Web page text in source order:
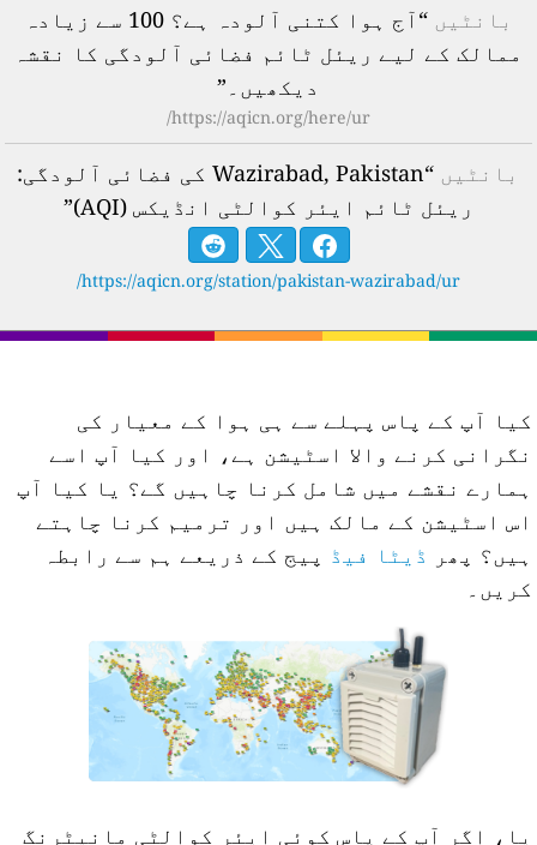
بانٹیں
“آج ہوا کتنی آلودہ ہے؟ 100 سے زیادہ
ممالک کے لیے ریئل ٹائم فضائی آلودگی کا نقشہ
دیکھیں۔”
https://aqicn.org/here/ur/
بانٹیں
“Wazirabad, Pakistan کی فضائی آلودگی:
ریئل ٹائم ایئر کوالٹی انڈیکس (AQI)”
https://aqicn.org/station/pakistan-wazirabad/ur/
کیا آپ کے پاس پہلے سے ہی ہوا کے معیار کی
نگرانی کرنے والا اسٹیشن ہے، اور کیا آپ اسے
ہمارے نقشے میں شامل کرنا چاہیں گے؟ یا کیا آپ
اس اسٹیشن کے مالک ہیں اور ترمیم کرنا چاہتے
ہیں؟ پھر ڈیٹا فیڈپیج کے ذریعے ہم سے رابطہ
کریں۔
یا، اگر آپ کے پاس کوئی ایئر کوالٹی مانیٹرنگ